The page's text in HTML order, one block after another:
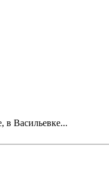
в Васильевке...